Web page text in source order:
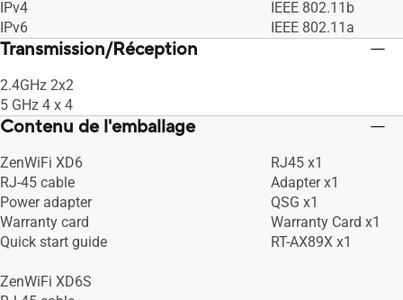
IPv4
IPv6
IEEE 802.11b
IEEE 802.11a
Transmission/Réception
2.4GHz 2x2
5 GHz 4 x 4
Contenu de l'emballage
ZenWiFi XD6
RJ-45 cable
Power adapter
Warranty card
Quick start guide
ZenWiFi XD6S
RJ45 x1
Adapter x1
QSG x1
Warranty Card x1
RT-AX89X x1